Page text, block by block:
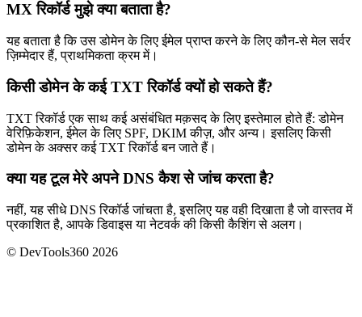
MX रिकॉर्ड मुझे क्या बताता है?
यह बताता है कि उस डोमेन के लिए ईमेल प्राप्त करने के लिए कौन-से मेल सर्वर
ज़िम्मेदार हैं, प्राथमिकता क्रम में।
किसी डोमेन के कई TXT रिकॉर्ड क्यों हो सकते हैं?
TXT रिकॉर्ड एक साथ कई असंबंधित मक़सद के लिए इस्तेमाल होते हैं: डोमेन
वेरिफ़िकेशन, ईमेल के लिए SPF, DKIM कीज़, और अन्य। इसलिए किसी
डोमेन के अक्सर कई TXT रिकॉर्ड बन जाते हैं।
क्या यह टूल मेरे अपने DNS कैश से जांच करता है?
नहीं, यह सीधे DNS रिकॉर्ड जांचता है, इसलिए यह वही दिखाता है जो वास्तव में
प्रकाशित है, आपके डिवाइस या नेटवर्क की किसी कैशिंग से अलग।
© DevTools360 2026